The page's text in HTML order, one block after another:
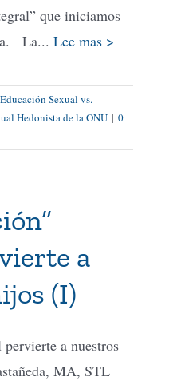
que iniciamos
La... Lee mas >
Educación Sexual vs.
Hedonista de la ONU | 0
a
(I)
pervierte a nuestros
MA, STL